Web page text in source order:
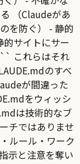
（Claudeがあ
を防ぐ） - 静的
サイトにサー
これらはそれ
のすべ
が間違った
をウィッシ
は技術的なブ
チではありませ
ルール・ワーク
示と注意を奪い